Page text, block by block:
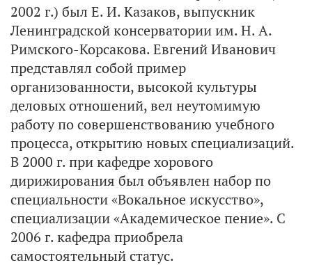
2002 г.) был Е. И. Казаков, выпускник
Ленинградской консерватории им. Н. А.
Римского-Корсакова. Евгений Иванович
представлял собой пример
организованности, высокой культуры
деловых отношений, вел неутомимую
работу по совершенствованию учебного
процесса, открытию новых специализаций.
В 2000 г. при кафедре хорового
дирижирования был объявлен набор по
специальности «Вокальное искусство»,
специализации «Академическое пение». С
2006 г. кафедра приобрела
самостоятельный статус.